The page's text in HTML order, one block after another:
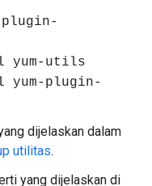
plugin-
yum-utils
yum-plugin-
dijelaskan dalam
utilitas.
yang dijelaskan di